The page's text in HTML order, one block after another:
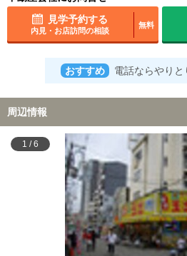
見学予約する
内見・お店訪問の相談
無料
おすすめ 電話ならやり
周辺情報
1 /6